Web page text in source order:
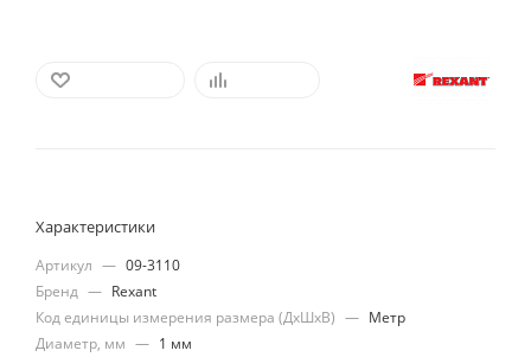
Характеристики
Артикул — 09-3110
Бренд — Rexant
Код единицы измерения размера (ДхШхВ) — Метр
Диаметр, мм — 1 мм